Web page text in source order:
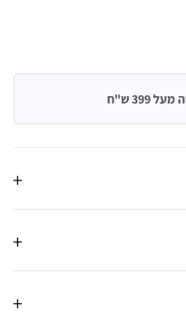
399 ש"ח